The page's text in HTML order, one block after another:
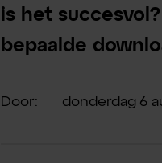
is het
bepaalde
Door: donderdag 6